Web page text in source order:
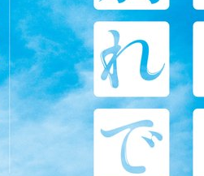
【レビュ
ー】トイ・
ストーリー
５